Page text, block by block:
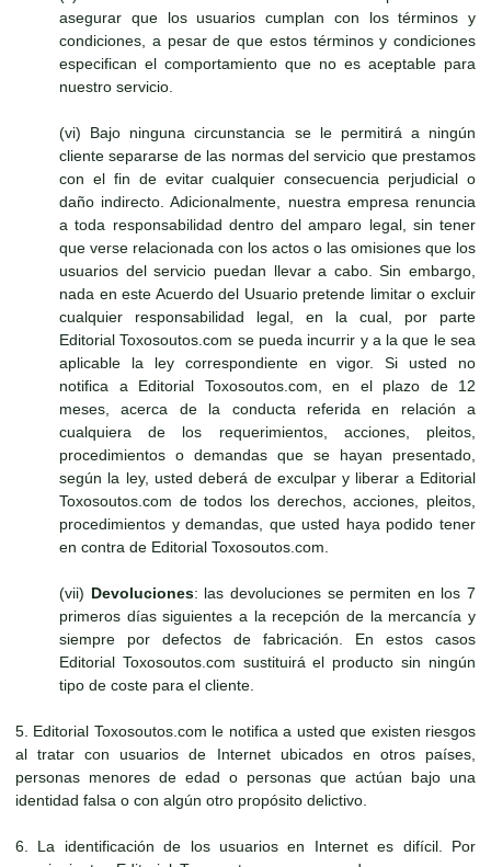
asegurar que los usuarios cumplan con los términos y
condiciones, a pesar de que estos términos y condiciones
especifican el comportamiento que no es aceptable para
nuestro servicio.
(vi) Bajo ninguna circunstancia se le permitirá a ningún
cliente separarse de las normas del servicio que prestamos
con el fin de evitar cualquier consecuencia perjudicial o
daño indirecto. Adicionalmente, nuestra empresa renuncia
a toda responsabilidad dentro del amparo legal, sin tener
que verse relacionada con los actos o las omisiones que los
usuarios del servicio puedan llevar a cabo. Sin embargo,
nada en este Acuerdo del Usuario pretende limitar o excluir
cualquier responsabilidad legal, en la cual, por parte
Editorial Toxosoutos.com se pueda incurrir y a la que le sea
aplicable la ley correspondiente en vigor. Si usted no
notifica a Editorial Toxosoutos.com, en el plazo de 12
meses, acerca de la conducta referida en relación a
cualquiera de los requerimientos, acciones, pleitos,
procedimientos o demandas que se hayan presentado,
según la ley, usted deberá de exculpar y liberar a Editorial
Toxosoutos.com de todos los derechos, acciones, pleitos,
procedimientos y demandas, que usted haya podido tener
en contra de Editorial Toxosoutos.com.
(vii) Devoluciones: las devoluciones se permiten en los 7
primeros días siguientes a la recepción de la mercancía y
siempre por defectos de fabricación. En estos casos
Editorial Toxosoutos.com sustituirá el producto sin ningún
tipo de coste para el cliente.
5. Editorial Toxosoutos.com le notifica a usted que existen riesgos
al tratar con usuarios de Internet ubicados en otros países,
personas menores de edad o personas que actúan bajo una
identidad falsa o con algún otro propósito delictivo.
6. La identificación de los usuarios en Internet es difícil. Por